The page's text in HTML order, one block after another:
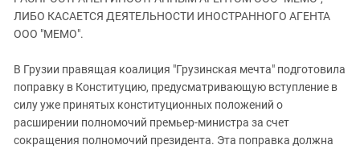
ЗАСТАВЛЯЕТ
ПРЕСЛЕДОВАНИЕ АКТИВИСТОВ
МОБИЛИЗАЦИЯ И ПРОТЕСТЫ
Дагестан
Ингушетия
Кабардино-Балкария
Калмыкия
Карачаево-Черкесия
Краснодарский край
ЛИБО КАСАЕТСЯ ДЕЯТЕЛЬНОСТИ ИНОСТРАННОГО АГЕНТА
ООО "МЕМО".
В Грузии правящая коалиция "Грузинская мечта" подготовила
поправку в Конституцию, предусматривающую вступление в
силу уже принятых конституционных положений о
расширении полномочий премьер-министра за счет
сокращения полномочий президента. Эта поправка должна